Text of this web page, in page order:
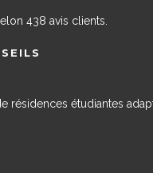
438 avis clients.
résidences étudiantes